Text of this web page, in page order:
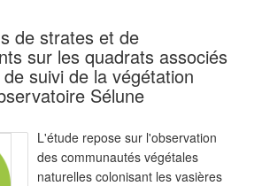
de strates et de
sur les quadrats associés
suivi de la végétation
Sélune
L'étude repose sur l'observation
des communautés végétales
naturelles colonisant les vasières